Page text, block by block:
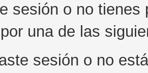
sesión o no
una de las
sesión o no